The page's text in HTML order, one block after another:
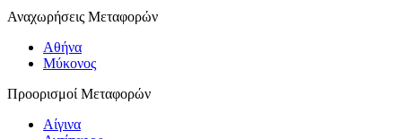
Αναχωρήσεις Μεταφορών
Αθήνα
Μύκονος
Προορισμοί Μεταφορών
Αίγινα